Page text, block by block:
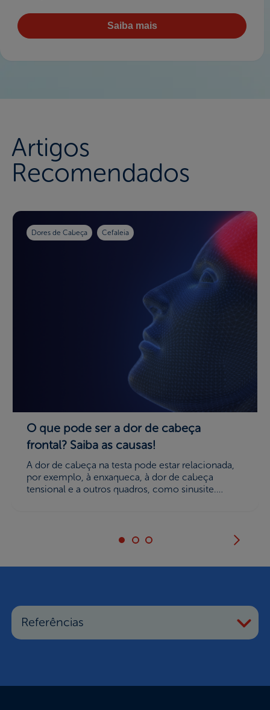
Saiba mais
Artigos
Recomendados
Dores de Cabeça Cefaleia
O que pode ser a dor de cabeça
frontal? Saiba as causas!
A dor de cabeça na testa pode estar relacionada,
por exemplo, à enxaqueca, à dor de cabeça
tensional e a outros quadros, como sinusite.
Referências